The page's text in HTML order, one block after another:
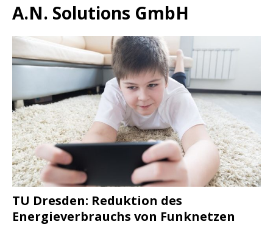
A.N. Solutions GmbH
TU Dresden: Reduktion des
Energieverbrauchs von Funknetzen